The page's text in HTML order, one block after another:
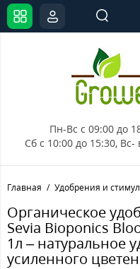
Пн-Вс с 09:00 до
Сб с 10:00 до 15:30,
Главная Удобрения и
Органическое
Sevia Bioponics
1л – натуральное
усиленного